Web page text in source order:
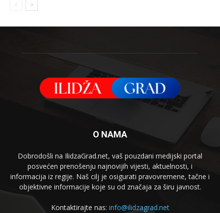
O NAMA
Dobrodošli na IlidzaGrad.net, vaš pouzdani medijski portal
posvećen prenošenju najnovijih vijesti, aktuelnosti, i
informacija iz regije. Naš cilj je osigurati pravovremene, tačne i
objektivne informacije koje su od značaja za širu javnost.
Kontaktirajte nas: info@ilidzagrad.net